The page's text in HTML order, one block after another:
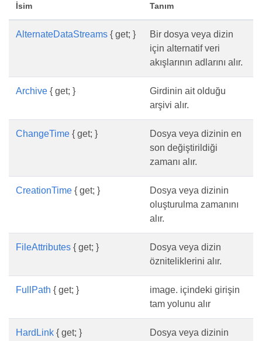
İsim Tanım
AlternateDataStreams { get; }
Bir dosya veya dizin
için alternatif veri
akışlarının adlarını alır.
Archive { get; }
Girdinin ait olduğu
arşivi alır.
ChangeTime { get; }
Dosya veya dizinin en
son değiştirildiği
zamanı alır.
CreationTime { get; }
Dosya veya dizinin
oluşturulma zamanını
alır.
FileAttributes { get; }
Dosya veya dizin
özniteliklerini alır.
FullPath { get; }
image. içindeki girişin
tam yolunu alır
HardLink { get; }
Dosya veya dizinin